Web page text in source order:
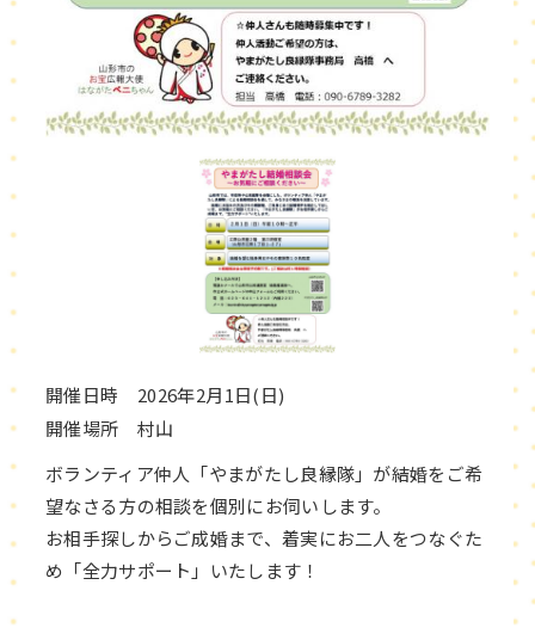
開催日時 2026年2月1日(日)
開催場所 村山
ボランティア仲人「やまがたし良縁隊」が結婚をご希
望なさる方の相談を個別にお伺いします。
お相手探しからご成婚まで、着実にお二人をつなぐた
め「全力サポート」いたします！